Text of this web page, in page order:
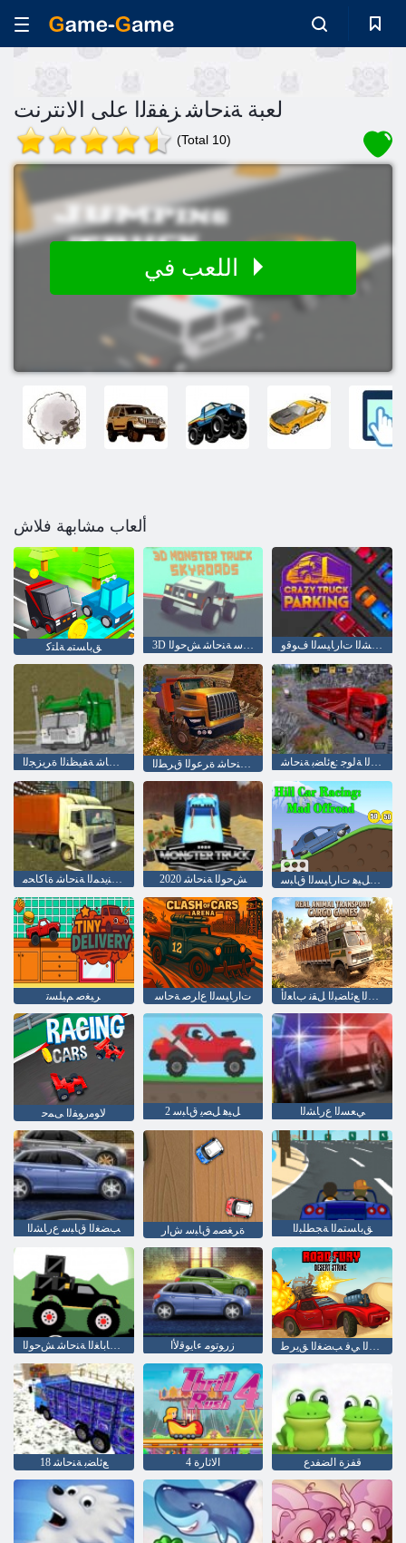
لعبة ﺔﻨﺣﺎﺷ ﺰﻔﻘﻟﺍ على الانترنت
(Total 10)
ألعاب مشابهة فلاش
ﻖﺑﺎﺴﺘﻣ ﺔﻠﺘﻛ 3D ﺱﺩﻭﺮﻴﻜﺳ ﺔﻨﺣﺎﺷ ﺶﺣﻮﻟﺍ null ﻥﻮﻨﺠﻣ ﺔﻨﺣﺎﺸﻟﺍ ﺕﺍﺭﺎﻴﺴﻟﺍ ﻑﻮﻗﻭ
ﻢﻴﺳ ﺔﻣﺎﻤﻘﻟﺍ ﺔﻨﺣﺎﺷ ﺔﻔﻴﻈﻨﻟﺍ ﺓﺮﻳﺰﺠﻟﺍ ﺔﻴﻜﻳﺮﻣﻷ ﺍ ﻭﺭﻮﻴﻟﺍ ﺔﻟﻮﺟ :ﻊﺋﺎﻀﺑ ﺔﻨﺣﺎﺷ
ﺔﻴﻘﻴﻘﺤﻟﺍ ﺔﻨﻳﺪﻤﻟﺍ ﺔﻨﺣﺎﺷ ﺓﺎﻛﺎﺤﻣ 2020 ﺶﺣﻮﻟﺍ ﺔﻨﺣﺎﺷ ﺓﺮﻋﻮﻟﺍ ﻕﺮﻄﻟﺍ ﻥﻮﻨﺟ :ﻞﻴﻫ ﺕﺍﺭﺎﻴﺴﻟﺍ ﻕﺎﺒﺳ
ﺮﻴﻐﺻ ﻢﻴﻠﺴﺗ ﺕﺍﺭﺎﻴﺴﻟﺍ ﻉﺍﺮﺻ ﺔﺣﺎﺳ ﺔﻴﻘﻴﻘﺤﻟﺍ ﺔﻴﻧﺍﻮﻴﺤﻟﺍ ﻊﺋﺎﻀﺒﻟﺍ ﻞﻘﻧ ﺏﺎﻌﻟﺃ
ﻻ ﻮﻣﺭﻮﻔﻟﺍ ﻰﻤﺣ 2 ﻞﻴﻫ ﻞﺼﻳ ﻕﺎﺒﺳ ﻲﻌﺴﻟﺍ ﻉﺭﺎﺸﻟﺍ
ﺐﻀﻐﻟﺍ ﻕﺎﺒﺳ ﻉﺭﺎﺸﻟﺍ ﺓﺮﻐﺼﻣ ﻕﺎﺒﺳ ﺵﺍﺭ ﻖﺑﺎﺴﺘﻤﻟﺍ ﺔﺠﻄﻠﺒﻟﺍ
ﻢﻴﻠﺴﺘﻟﺍ ﺕﺎﺑﺎﻐﻟﺍ ﺔﻨﺣﺎﺷ ﺶﺣﻮﻟﺍ ﺯﺭﻮﺗﻮﻣ ءﺎﻳﻮﻗﻷ ﺍ ءﺍﺮﺤﺼﻟﺍ ﻲﻓ ﺐﻀﻐﻟﺍ ﻖﻳﺮﻃ
18 ﻊﺋﺎﻀﺑ ﺔﻨﺣﺎﺷ الاثارة 4 قفزة الضفدع